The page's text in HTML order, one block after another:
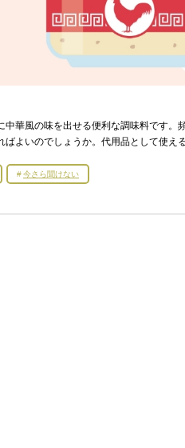
中華風の味を出せる便利な調味料です
ばよいのでしょうか。代用品として使え
今さら聞けない